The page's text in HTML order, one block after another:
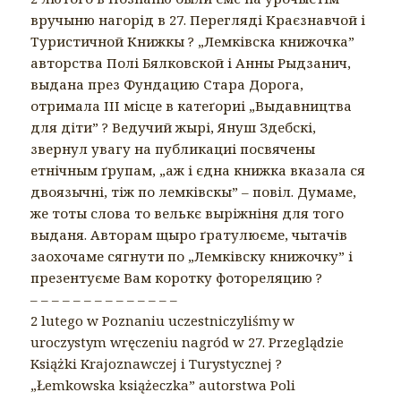
вручыню нагорід в 27. Перегляді Краєзнавчой і
Туристичной Книжкы? „Лемківска книжочка”
авторства Полі Бялковской і Анны Рыдзанич,
выдана през Фундацию Стара Дорога,
отримала ІІІ місце в катеґориі „Выдавництва
для діти”? Ведучий жырі, Януш Здебскі,
звернул увагу на публикациі посвячены
етнічным ґрупам, „аж і єдна книжка вказала ся
двоязычні, тіж по лемківскы” – повіл. Думаме,
же тоты слова то велькє выріжніня для того
выданя. Авторам щыро ґратулюєме, чытачів
заохочаме сягнути по „Лемківску книжочку” і
презентуєме Вам коротку фотореляцию?
– – – – – – – – – – – – – –
2 lutego w Poznaniu uczestniczyliśmy w
uroczystym wręczeniu nagród w 27. Przeglądzie
Książki Krajoznawczej i Turystycznej?
„Łemkowska książeczka” autorstwaPoli